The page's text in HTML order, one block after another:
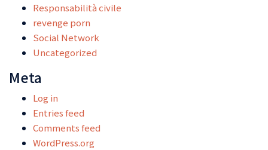
Responsabilità civile
revenge porn
Social Network
Uncategorized
Meta
Log in
Entries feed
Comments feed
WordPress.org